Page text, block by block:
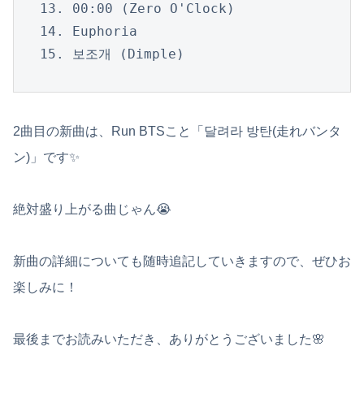
13. 00:00 (Zero O'Clock)
14. Euphoria
15. 보조개 (Dimple)
2曲目の新曲は、Run BTSこと「달려라 방탄(走れバンタ
ン)」です✨
絶対盛り上がる曲じゃん😭
新曲の詳細についても随時追記していきますので、ぜひお
楽しみに！
最後までお読みいただき、ありがとうございました🌸